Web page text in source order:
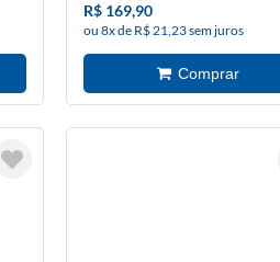
R$ 169,90
ou 8x de R$ 21,23 sem juros